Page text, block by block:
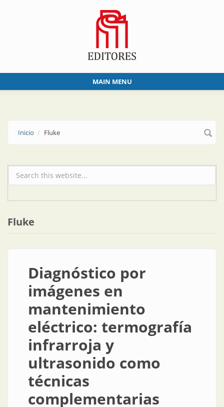
MAIN MENU
Inicio Fluke
Formulario de búsqueda
Fluke
Diagnóstico por
imágenes en
mantenimiento
eléctrico: termografía
infrarroja y
ultrasonido como
técnicas
complementarias